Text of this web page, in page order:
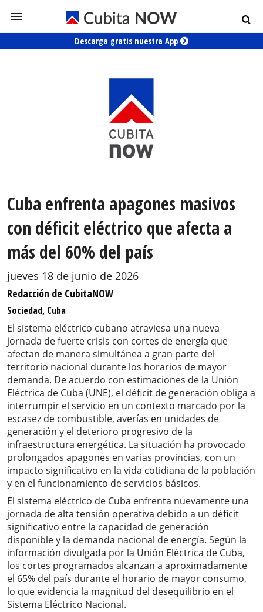
Descarga gratis nuestra App
Cuba enfrenta apagones masivos
con déficit eléctrico que afecta a
más del 60% del país
jueves 18 de junio de 2026
Redacción de CubitaNOW
Sociedad, Cuba
El sistema eléctrico cubano atraviesa una nueva
jornada de fuerte crisis con cortes de energía que
afectan de manera simultánea a gran parte del
territorio nacional durante los horarios de mayor
demanda. De acuerdo con estimaciones de la Unión
Eléctrica de Cuba (UNE), el déficit de generación obliga a
interrumpir el servicio en un contexto marcado por la
escasez de combustible, averías en unidades de
generación y el deterioro progresivo de la
infraestructura energética. La situación ha provocado
prolongados apagones en varias provincias, con un
impacto significativo en la vida cotidiana de la población
y en el funcionamiento de servicios básicos.
El sistema eléctrico de Cuba enfrenta nuevamente una
jornada de alta tensión operativa debido a un déficit
significativo entre la capacidad de generación
disponible y la demanda nacional de energía. Según la
información divulgada por la Unión Eléctrica de Cuba,
los cortes programados alcanzan a aproximadamente
el 65% del país durante el horario de mayor consumo,
lo que evidencia la magnitud del desequilibrio en el
Sistema Eléctrico Nacional.